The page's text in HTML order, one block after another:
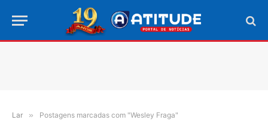
Lar » Postagens marcadas com "Wesley Fraga"